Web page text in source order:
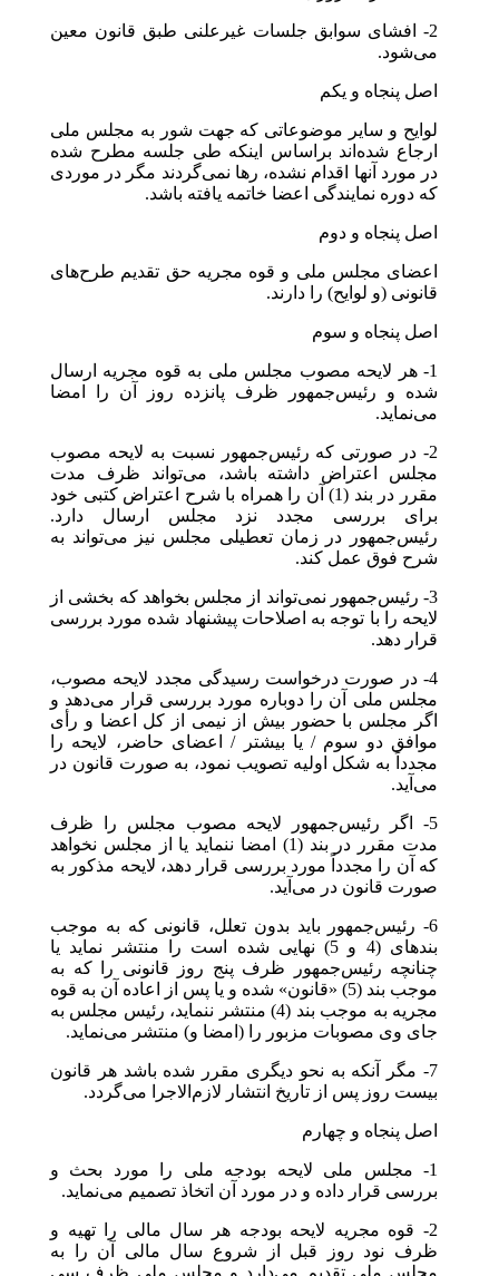
2- افشای سوابق جلسات غیرعلنی طبق قانون معین
می‌شود.
اصل پنجاه و یکم
لوایح و سایر موضوعاتی که جهت شور به مجلس ملی
ارجاع شده‌اند براساس اینکه طی جلسه مطرح شده
در مورد آنها اقدام نشده، رها نمی‌گردند مگر در موردی
که دوره نمایندگی اعضا خاتمه یافته باشد.
اصل پنجاه و دوم
اعضای مجلس ملی و قوه مجریه حق تقدیم طرح‌های
قانونی (و لوایح) را دارند.
اصل پنجاه و سوم
1- هر لایحه مصوب مجلس ملی به قوه مجریه ارسال
شده و رئیس‌جمهور ظرف پانزده روز آن را امضا
می‌نماید.
2- در صورتی که رئیس‌جمهور نسبت به لایحه مصوب
مجلس اعتراض داشته باشد، می‌تواند ظرف مدت
مقرر در بند (1) آن را همراه با شرح اعتراض کتبی خود
برای بررسی مجدد نزد مجلس ارسال دارد.
رئیس‌جمهور در زمان تعطیلی مجلس نیز می‌تواند به
شرح فوق عمل کند.
3- رئیس‌جمهور نمی‌تواند از مجلس بخواهد که بخشی از
لایحه را با توجه به اصلاحات پیشنهاد شده مورد بررسی
قرار دهد.
4- در صورت درخواست رسیدگی مجدد لایحه مصوب،
مجلس ملی آن را دوباره مورد بررسی قرار می‌دهد و
اگر مجلس با حضور بیش از نیمی از کل اعضا و رأی
موافق دو سوم / یا بیشتر / اعضای حاضر، لایحه را
مجدداً ‌به شکل اولیه تصویب نمود، به صورت قانون در
می‌آید.
5- اگر رئیس‌جمهور لایحه مصوب مجلس را ظرف
مدت مقرر در بند (1) امضا ننماید یا از مجلس نخواهد
که آن را مجدداً مورد بررسی قرار دهد، لایحه مذکور به
صورت قانون در می‌آید.
6- رئیس‌جمهور باید بدون تعلل، قانونی که به موجب
بندهای (4 و 5) نهایی شده است را منتشر نماید یا
چنانچه رئیس‌جمهور ظرف پنج روز قانونی را که به
موجب بند (5) «قانون» شده و یا پس از اعاده آن به قوه
مجریه به موجب بند (4) منتشر ننماید، رئیس مجلس به
جای وی مصوبات مزبور را (امضا و) منتشر می‌نماید.
7- مگر آنکه به نحو دیگری مقرر شده باشد هر قانون
بیست روز پس از تاریخ انتشار لازم‌الاجرا می‌گردد.
اصل پنجاه و چهارم
1- مجلس ملی لایحه بودجه ملی را مورد بحث و
بررسی قرار داده و در مورد آن اتخاذ تصمیم می‌نماید.
2- قوه مجریه لایحه بودجه هر سال مالی را تهیه و
ظرف نود روز قبل از شروع سال مالی آن را به
مجلس ملی تقدیم می‌دارد و مجلس ملی ظرف سی